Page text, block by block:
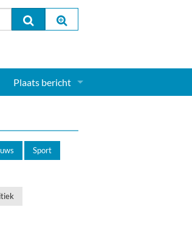
Plaats bericht
Sport